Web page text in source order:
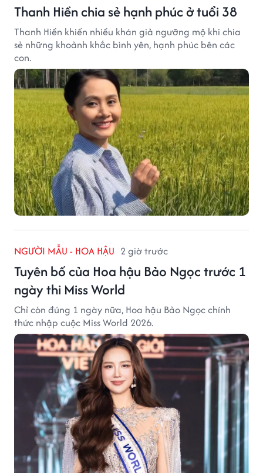
Thanh Hiền chia sẻ hạnh phúc ở tuổi 38
Thanh Hiền khiến nhiều khán giả ngưỡng mộ khi chia
sẻ những khoảnh khắc bình yên, hạnh phúc bên các
con.
NGƯỜI MẪU - HOA HẬU 2 giờ trước
Tuyên bố của Hoa hậu Bảo Ngọc trước 1
ngày thi Miss World
Chỉ còn đúng 1 ngày nữa, Hoa hậu Bảo Ngọc chính
thức nhập cuộc Miss World 2026.